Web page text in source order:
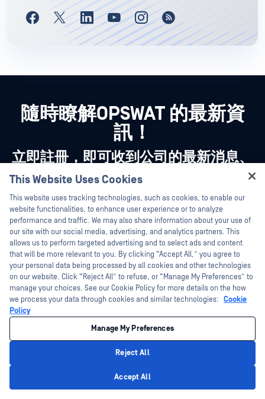
隨時瞭解OPSWAT 的最新資
訊！
立即註冊，即可收到公司的最新消息、
故事、活動資訊等。
訂閱
平臺 技術
This Website Uses Cookies
This website uses tracking technologies, such as cookies, to enable our
website functionalities, to enhance user experience or to analyze
performance and traffic. We may also share information about your use of
our site with our social media, advertising, and analytics partners. This
allows us to perform targeted advertising and to select ads and content
that will be more relevant to you. By clicking “Accept All,” you agree to
your personal data being processed by all cookies and other technologies
on our website. Click “Reject All” to refuse, or “Manage My Preferences” to
manage your choices. See our Cookie Policy for more details on the how
we process your data through cookies and similar technologies: Cookie
Policy
Manage My Preferences
Reject All
Accept All
Hey there!
I'm Ozzy, your OPSWAT virtual assistant.
How can I help you secure what's critical
today?